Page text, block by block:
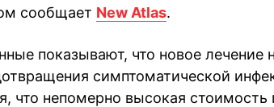
сообщает New Atlas.
показывают, что новое лечение
симптоматической
что непомерно высокая стоимость